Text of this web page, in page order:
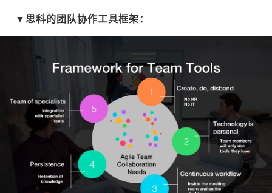
▼思科的团队协作工具框架：